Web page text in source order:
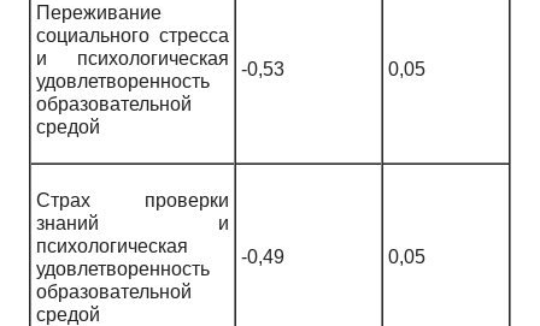
Переживание
социального стресса
и психологическая
удовлетворенность
образовательной
средой
-0,53 0,05
Страх проверки
знаний и
психологическая
удовлетворенность
образовательной
средой
-0,49 0,05